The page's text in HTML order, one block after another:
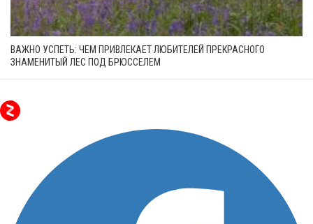
ВАЖНО УСПЕТЬ: ЧЕМ ПРИВЛЕКАЕТ ЛЮБИТЕЛЕЙ ПРЕКРАСНОГО
ЗНАМЕНИТЫЙ ЛЕС ПОД БРЮССЕЛЕМ